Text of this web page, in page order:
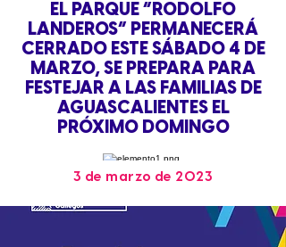
EL PARQUE “RODOLFO
LANDEROS” PERMANECERÁ
CERRADO ESTE SÁBADO 4 DE
MARZO, SE PREPARA PARA
FESTEJAR A LAS FAMILIAS DE
AGUASCALIENTES EL
PRÓXIMO DOMINGO
3 de marzo de 2023